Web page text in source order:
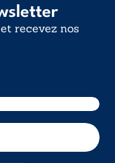
recevez nos